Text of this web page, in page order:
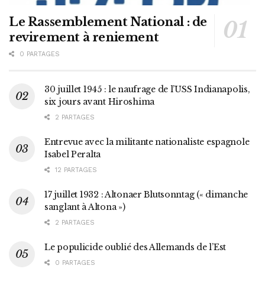
Le Rassemblement National : de
revirement à reniement
0 PARTAGES
30 juillet 1945 : le naufrage de l’USS Indianapolis,
six jours avant Hiroshima
2 PARTAGES
Entrevue avec la militante nationaliste espagnole
Isabel Peralta
12 PARTAGES
17 juillet 1932 : Altonaer Blutsonntag (« dimanche
sanglant à Altona »)
2 PARTAGES
Le populicide oublié des Allemands de l’Est
0 PARTAGES